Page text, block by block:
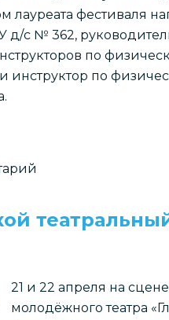
лауреата фестиваля
д/с № 362,
по
инструктор по
21 и 22 апреля на
молодёжного театра